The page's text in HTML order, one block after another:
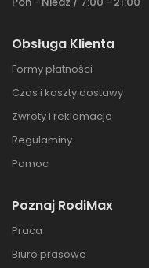
Obsługa Klienta
Formy płatności
Czas i koszty dostawy
Zwroty i reklamacje
Regulaminy
Pomoc
Poznaj RodiMax
Praca
Biuro prasowe